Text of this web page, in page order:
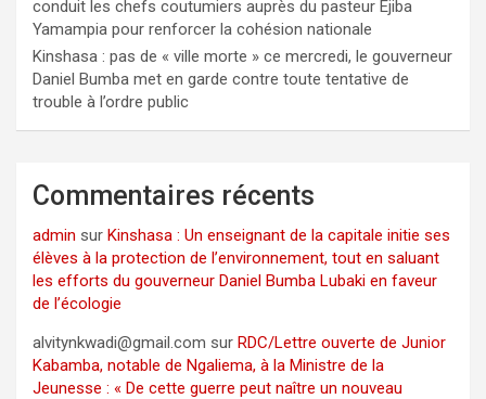
conduit les chefs coutumiers auprès du pasteur Ejiba
Yamampia pour renforcer la cohésion nationale
Kinshasa : pas de « ville morte » ce mercredi, le gouverneur
Daniel Bumba met en garde contre toute tentative de
trouble à l’ordre public
Commentaires récents
admin sur Kinshasa : Un enseignant de la capitale initie ses
élèves à la protection de l’environnement, tout en saluant
les efforts du gouverneur Daniel Bumba Lubaki en faveur
de l’écologie
alvitynkwadi@gmail.com sur RDC/Lettre ouverte de Junior
Kabamba, notable de Ngaliema, à la Ministre de la
Jeunesse : « De cette guerre peut naître un nouveau